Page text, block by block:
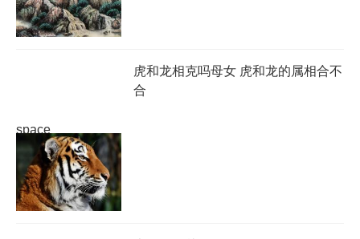
space
虎和龙相克吗母女 虎和龙的属相合不
合